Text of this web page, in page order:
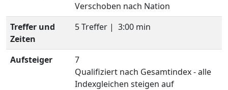
Verschoben nach Nation
Treffer und
Zeiten
5 Treffer | 3:00 min
Aufsteiger
7
Qualifiziert nach Gesamtindex - alle
Indexgleichen steigen auf